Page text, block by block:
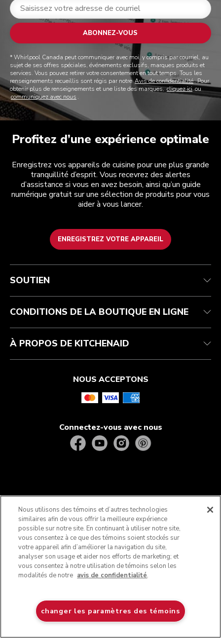
Blanc
$ 474,99 AJOUTER AU PANIER
ABONNEZ-VOUS
* Whirlpool Canada peut communiquer avec moi, y compris par courriel, au
sujet de ses offres spéciales, événements exclusifs, marques produits et
services. Vous pouvez retirer votre consentement en tout temps. Tous les
renseignements recueillis sont régis par notreAvis de confidentialité. Pour
obtenir plus de renseignements et une liste des marques,cliquez iciou
communiquez avec nous .
Profitez d’une expérience optimale
Enregistrez vos appareils de cuisine pour une plus grande
tranquillité d’esprit. Vous recevrez des alertes
d’assistance si vous en avez besoin, ainsi qu’un guide
numérique gratuit sur une sélection de produits pour vous
aider à vous lancer.
ENREGISTREZ VOTRE APPAREIL
Service après-vente
Contactez-nous
Réparation autorisée
Résidents du Québec
Conditions d’utilisation
Retours et remboursements
Aide relative au produit
La marque
Affiliation
SOUTIEN
CONDITIONS DE LA BOUTIQUE EN LIGNE
À PROPOS DE KITCHENAID
NOUS ACCEPTONS
Connectez-vous avec nous
Pour les consommateurs du Québec seulement – Avis concernant la
garantie de disponibilité des pièces de rechange, des services de
réparation et des renseignements nécessaires à l’entretien ou à la
réparation (art. 39 de la Loi sur la protection du consommateur). Soyez
avisés que Whirlpool Canada LP (ci-après désignée « Whirlpool »), ainsi
assureurs, successeurs et ayant cause, ne garantissent pas, au sens de
l’article 39 de la Loi sur la protection du consommateur, RLRQ, c. P-40.1
et des articles 79.18 à 79.20 du Règlement d’application de la Loi sur la
Nous utilisons des témoins et d’autres technologies
similaires afin de vous offrir la meilleure expérience
possible sur notre site. En continuant à utiliser notre site,
vous consentez à ce que des témoins soient stockés sur
votre appareil afin d’améliorer la navigation du site,
analyser son usage et aider nos efforts de marketing; et
vous consentez à notre utilisation de témoins selon les
modalités de notre avis de confidentialité.
changer les paramètres des témoins